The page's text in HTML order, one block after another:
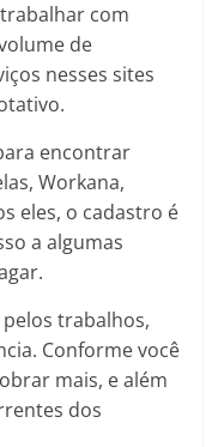
com
de
nesses sites
encontrar
Workana,
eles, o cadastro é
a algumas
trabalhos,
Conforme você
mais, e além
dos